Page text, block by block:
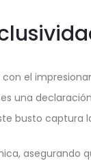
con el
una
busto captura